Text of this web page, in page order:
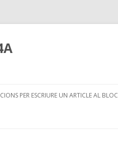
to
PER ESCRIURE UN ARTICLE AL BLOC